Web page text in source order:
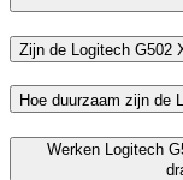
Zijn de Logitech G502
Hoe duurzaam zijn de
Werken Logitech